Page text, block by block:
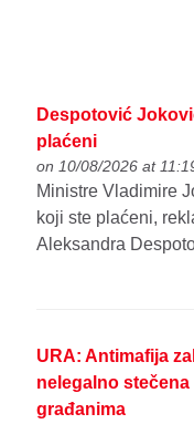
Despotović
plaćeni
on 10/08/2026 at
Ministre Vladimire
koji ste plaćeni,
Aleksandra
URA: Antimafija
nelegalno
građanima